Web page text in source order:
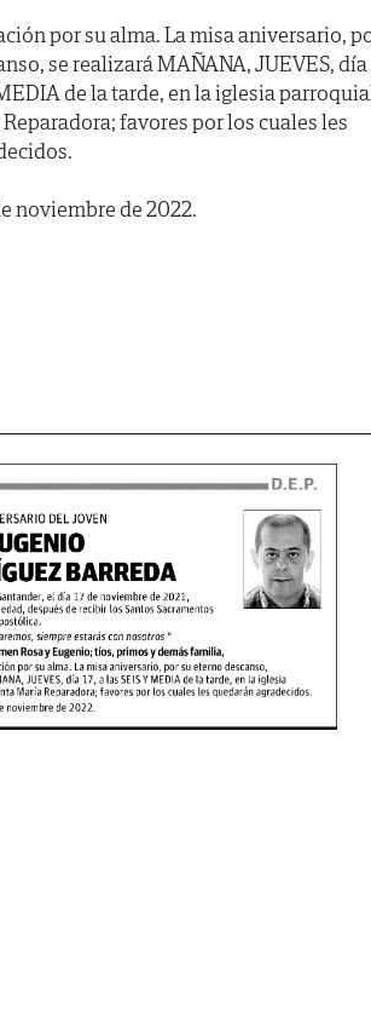
por su alma. La misa aniversario,
se realizará MAÑANA, JUEVES, día
MEDIA de la tarde, en la iglesia
favores por los cuales les
noviembre de 2022.